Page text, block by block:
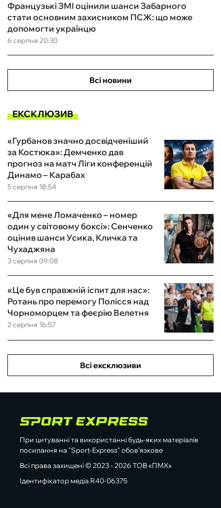
6 серпня 20:30
Французькі ЗМІ оцінили шанси Забарного
стати основним захисником ПСЖ: що може
допомогти українцю
Всі новини
ЕКСКЛЮЗИВ
5 серпня 18:54
«Гурбанов значно досвідченіший
за Костюка»: Демченко дав
прогноз на матч Ліги конференцій
Динамо – Карабах
3 серпня 09:08
«Для мене Ломаченко – номер
один у світовому боксі»: Сенченко
оцінив шанси Усика, Кличка та
Чухаджяна
2 серпня 16:57
«Це був справжній іспит для нас»:
Ротань про перемогу Полісся над
Чорноморцем та феєрію Велетня
Всі ексклюзиви
При цитуванні та використанні будь-яких матеріалів
посилання на "Sport-Express" обов'язкове
Всі права захищені © 2023 - 2026 ТОВ «ПМХ»
Ідентифікатор медіа R40-06375